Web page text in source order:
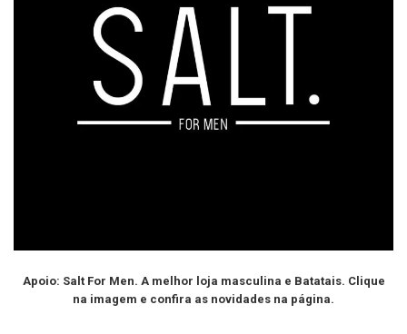
Apoio: Salt For Men. A melhor loja masculina e Batatais. Clique
na imagem e confira as novidades na página.